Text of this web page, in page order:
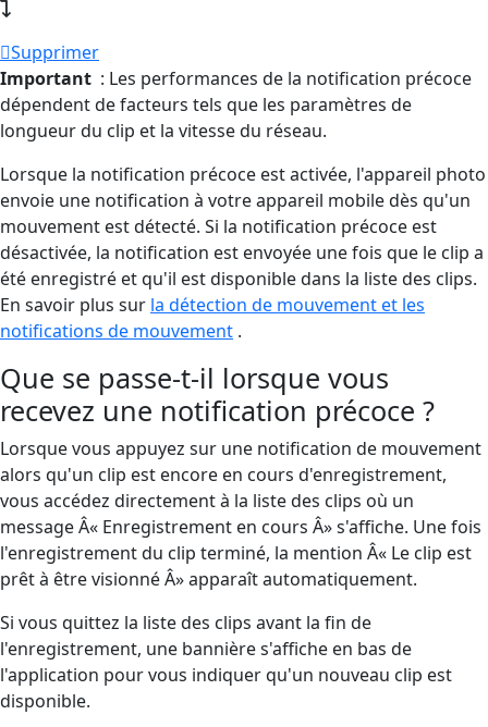
Supprimer
Important : Les performances de la notification précoce
dépendent de facteurs tels que les paramètres de
longueur du clip et la vitesse du réseau.
Lorsque la notification précoce est activée, l'appareil photo
envoie une notification à votre appareil mobile dès qu'un
mouvement est détecté. Si la notification précoce est
désactivée, la notification est envoyée une fois que le clip a
été enregistré et qu'il est disponible dans la liste des clips.
En savoir plus sur la détection de mouvement et les
notifications de mouvement .
Que se passe-t-il lorsque vous
recevez une notification précoce ?
Lorsque vous appuyez sur une notification de mouvement
alors qu'un clip est encore en cours d'enregistrement,
vous accédez directement à la liste des clips où un
message Â« Enregistrement en cours Â» s'affiche. Une fois
l'enregistrement du clip terminé, la mention Â« Le clip est
prêt à être visionné Â» apparaît automatiquement.
Si vous quittez la liste des clips avant la fin de
l'enregistrement, une bannière s'affiche en bas de
l'application pour vous indiquer qu'un nouveau clip est
disponible.